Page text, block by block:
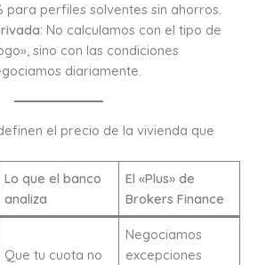
para perfiles solventes sin ahorros.
No calculamos con el tipo de
sino con las condiciones
diariamente.
el precio de la vivienda que
Lo que el banco
analiza
El «Plus» de
Brokers Finance
Que tu cuota no
Negociamos
excepciones